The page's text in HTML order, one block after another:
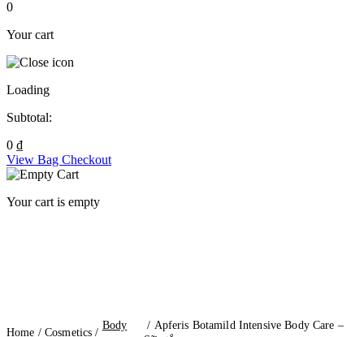
0
Your cart
Loading
Subtotal:
0 ₫
View Bag Checkout
Your cart is empty
Home / Cosmetics /
Body
/ Apferis Botamild Intensive Body Care –